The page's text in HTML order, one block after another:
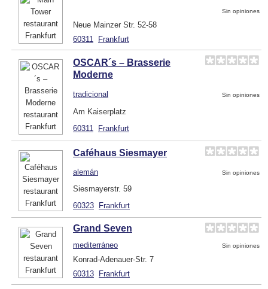
Sin opiniones
Neue Mainzer Str. 52-58
60311
Frankfurt
OSCAR´s – Brasserie
Moderne
tradicional Sin opiniones
Am Kaiserplatz
60311
Frankfurt
Caféhaus Siesmayer
alemán Sin opiniones
Siesmayerstr. 59
60323 Frankfurt
Grand Seven
mediterráneo Sin opiniones
Konrad-Adenauer-Str. 7
60313 Frankfurt